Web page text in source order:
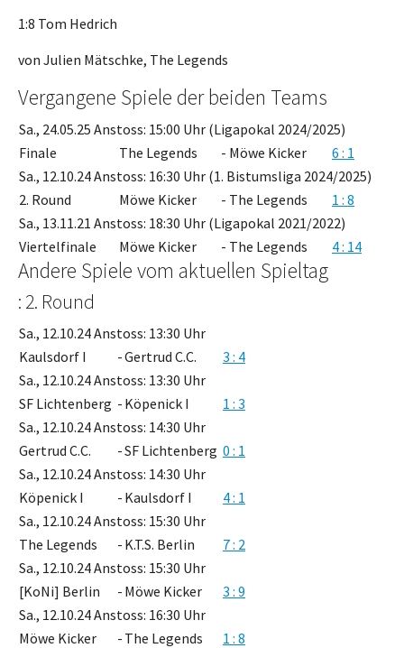
1:8 Tom Hedrich
von Julien Mätschke, The Legends
Vergangene Spiele der beiden Teams
Sa., 24.05.25 Anstoss: 15:00 Uhr (Ligapokal 2024/2025)
Finale
The Legends - Möwe Kicker
6 : 1
Sa., 12.10.24 Anstoss: 16:30 Uhr (1. Bistumsliga 2024/2025)
2. Round
Möwe Kicker - The Legends
1 : 8
Sa., 13.11.21 Anstoss: 18:30 Uhr (Ligapokal 2021/2022)
Viertelfinale
Möwe Kicker - The Legends 4 : 14
Andere Spiele vom aktuellen Spieltag
: 2. Round
Sa., 12.10.24 Anstoss: 13:30 Uhr
Kaulsdorf I
-Gertrud C.C.
3 : 4
Sa., 12.10.24 Anstoss: 13:30 Uhr
SF Lichtenberg - Köpenick I
1 : 3
Sa., 12.10.24 Anstoss: 14:30 Uhr
Gertrud C.C.
-SF Lichtenberg 0 : 1
Sa., 12.10.24 Anstoss: 14:30 Uhr
Köpenick I
- Kaulsdorf I
4 : 1
Sa., 12.10.24 Anstoss: 15:30 Uhr
The Legends
- K.T.S. Berlin
7 : 2
Sa., 12.10.24 Anstoss: 15:30 Uhr
[KoNi] Berlin
- Möwe Kicker
3 : 9
Sa., 12.10.24 Anstoss: 16:30 Uhr
Möwe Kicker
- The Legends
1 : 8